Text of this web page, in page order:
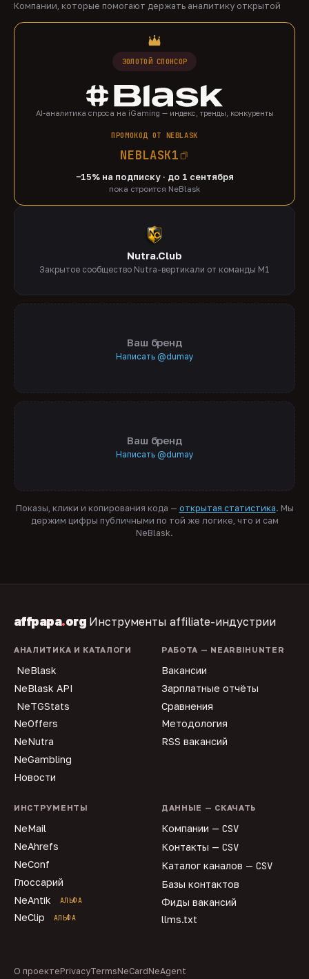
Компании, которые помогают держать аналитику открытой
ЗОЛОТОЙ СПОНСОР
AI-аналитика спроса на iGaming — индекс, тренды, конкуренты
ПРОМОКОД ОТ NEBLASK
NEBLASK1
−15% на подписку · до 1 сентября
пока строится NeBlask
Nutra.Club
Закрытое сообщество Nutra-вертикали от команды M1
Ваш бренд
Написать @dumay
Ваш бренд
Написать @dumay
Показы, клики и копирования кода — открытая статистика. Мы
держим цифры публичными по той же логике, что и сам
NeBlask.
affpapa.org Инструменты affiliate-индустрии
АНАЛИТИКА И КАТАЛОГИ
NeBlask
NeBlask API
NeTGStats
NeOffers
NeNutra
NeGambling
Новости
РАБОТА — NEARBIHUNTER
Вакансии
Зарплатные отчёты
Сравнения
Методология
RSS вакансий
ИНСТРУМЕНТЫ
NeMail
NeAhrefs
NeConf
Глоссарий
NeAntik
АЛЬФА
NeClip АЛЬФА
ДАННЫЕ — СКАЧАТЬ
Компании — CSV
Контакты — CSV
Каталог каналов — CSV
Базы контактов
Фиды вакансий
llms.txt
О проектеPrivacyTermsNeCardNeAgent